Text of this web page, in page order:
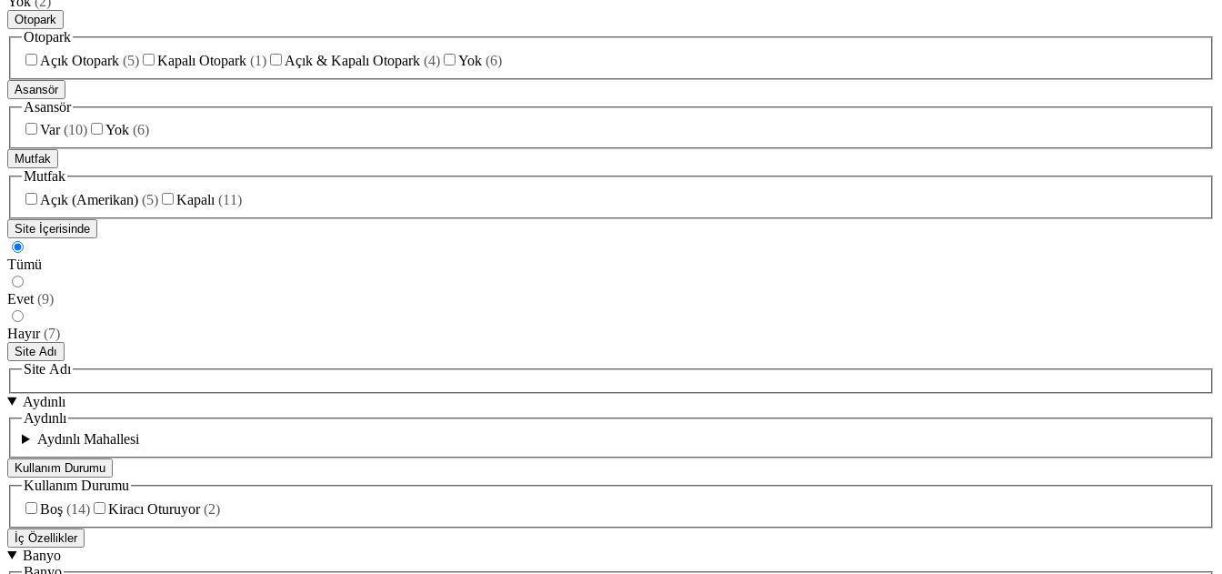
Otopark
Otopark
Açık Otopark (5) Kapalı Otopark (1) Açık & Kapalı Otopark (4) Yok (6)
Asansör
Asansör
Var (10) Yok (6)
Mutfak
Mutfak
Açık (Amerikan) (5) Kapalı (11)
Site İçerisinde
Tümü
Evet (9)
Hayır (7)
Site Adı
Site Adı
Aydınlı
Aydınlı
Aydınlı Mahallesi
Kullanım Durumu
Kullanım Durumu
Boş (14) Kiracı Oturuyor (2)
İç Özellikler
Banyo